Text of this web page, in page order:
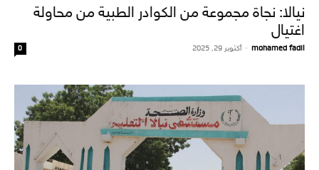
نيالا: نجاة مجموعة من الكوادر الطبية من محاولة
اغتيال
mohamed fadil
- أكتوبر 29, 2025 0